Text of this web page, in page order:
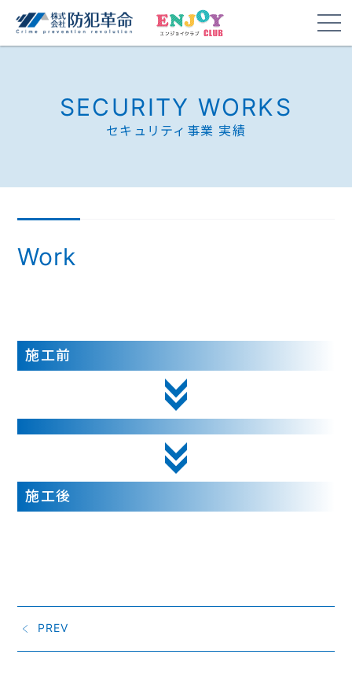
SECURITY WORKS
セキュリティ事業 実績
Work
施工前
施工後
PREV